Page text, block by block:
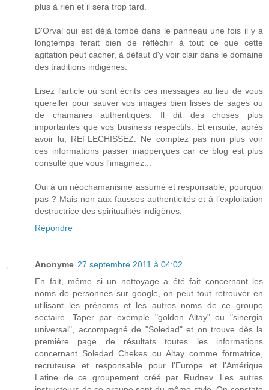
plus à rien et il sera trop tard.
D'Orval qui est déjà tombé dans le panneau une fois il y a
longtemps ferait bien de réfléchir à tout ce que cette
agitation peut cacher, à défaut d'y voir clair dans le domaine
des traditions indigènes.
Lisez l'article où sont écrits ces messages au lieu de vous
quereller pour sauver vos images bien lisses de sages ou
de chamanes authentiques. Il dit des choses plus
importantes que vos business respectifs. Et ensuite, après
avoir lu, REFLECHISSEZ. Ne comptez pas non plus voir
ces informations passer inapperçues car ce blog est plus
consulté que vous l'imaginez...
Oui à un néochamanisme assumé et responsable, pourquoi
pas ? Mais non aux fausses authenticités et à l’exploitation
destructrice des spiritualités indigènes.
Répondre
Anonyme 27 septembre 2011 à 04:02
En fait, même si un nettoyage a été fait concernant les
noms de personnes sur google, on peut tout retrouver en
utilisant les prénoms et les autres noms de ce groupe
sectaire. Taper par exemple "golden Altay" ou "sinergia
universal", accompagné de "Soledad" et on trouve dès la
première page de résultats toutes les informations
concernant Soledad Chekes ou Altay comme formatrice,
recruteuse et responsable pour l'Europe et l'Amérique
Latine de ce groupement créé par Rudnev. Les autres